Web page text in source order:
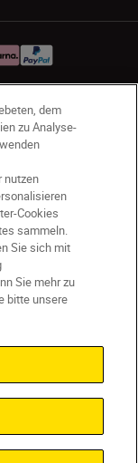
dem
zu Analyse-
nutzen
Cookies
sammeln.
Sie sich mit
Sie mehr zu
bitte unsere